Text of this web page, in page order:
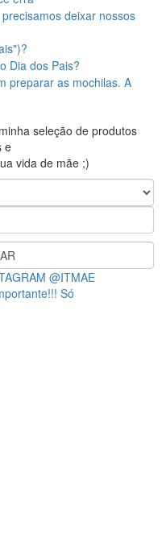
deixar nossos
Dia dos Pais?
preparar as mochilas. A
seleção de produtos
e
vida de mãe ;)
@ITMAE
Só